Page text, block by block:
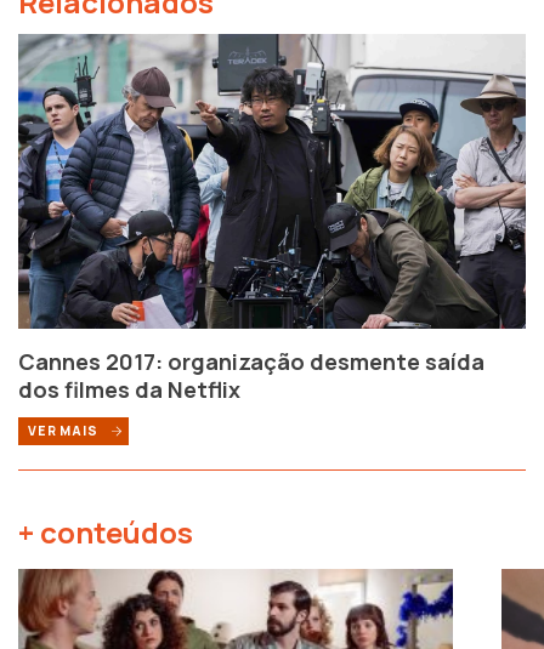
Cannes 2017: organização desmente saída
dos filmes da Netflix
VER MAIS
+ conteúdos